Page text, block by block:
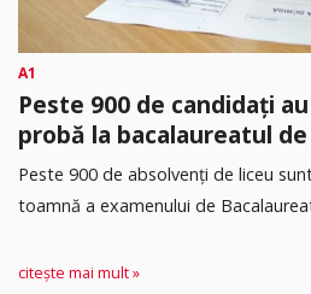
A1
Peste 900 de candidați
probă la bacalaureatul
Peste 900 de absolvenți de liceu
toamnă a examenului de
citește mai mult »